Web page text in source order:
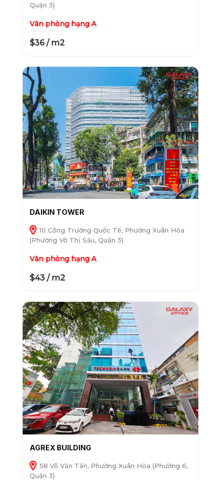
Quận 3)
Văn phòng hạng A
$36 / m2
DAIKIN TOWER
10 Công Trường Quốc Tế, Phường Xuân Hòa
(Phường Võ Thị Sáu, Quận 3)
Văn phòng hạng A
$43 / m2
AGREX BUILDING
58 Võ Văn Tần, Phường Xuân Hòa (Phường 6,
Quận 3)